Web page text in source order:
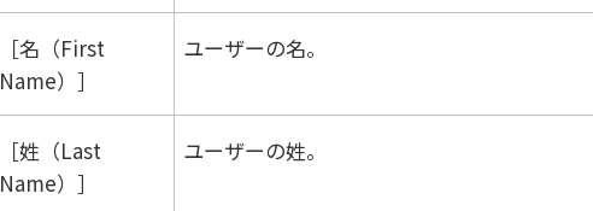
名（First
Name）
ユーザーの名。
姓（Last
Name）
ユーザーの姓。